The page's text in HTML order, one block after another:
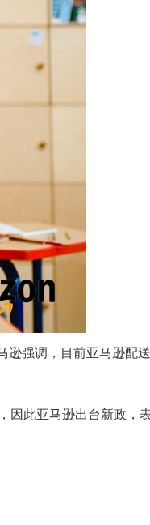
强调，目前亚马逊配
此亚马逊出台新政，